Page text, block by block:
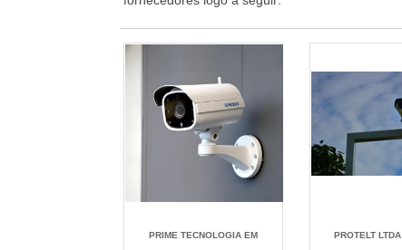
PRIME TECNOLOGIA EM PROTELT LTDA